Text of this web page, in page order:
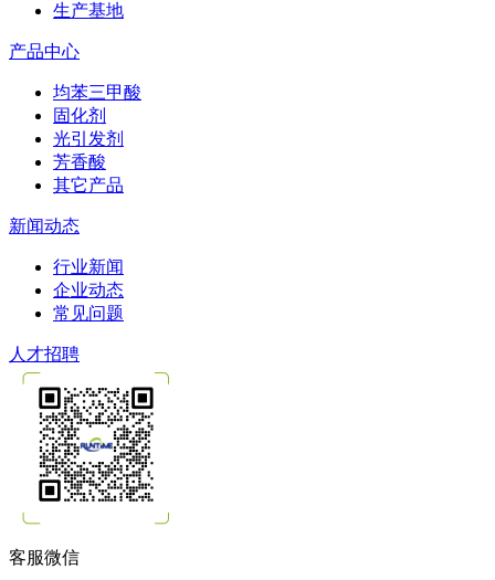
生产基地
产品中心
均苯三甲酸
固化剂
光引发剂
芳香酸
其它产品
新闻动态
行业新闻
企业动态
常见问题
人才招聘
客服微信